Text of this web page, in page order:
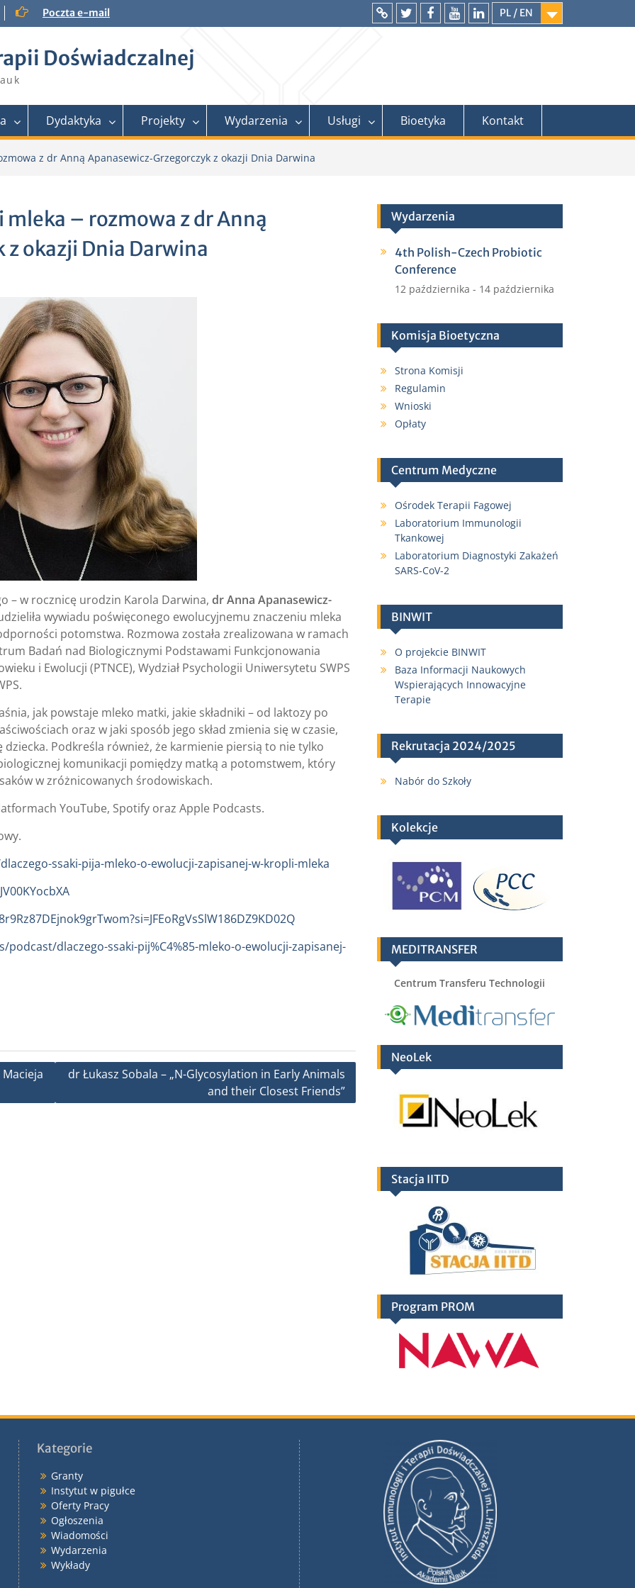
Poczta e-mail
PL / EN
IntranetTwitterFacebookYouTubeLinkedIn
Doświadczalnej
Dydaktyka Projekty Wydarzenia Usługi Bioetyka Kontakt
z dr Anną Apanasewicz-Grzegorczyk z okazji Dnia Darwina
– rozmowa z dr Anną
okazji Dnia Darwina
– w rocznicę urodzin Karola Darwina, dr Anna Apanasewicz-
wywiadu poświęconego ewolucyjnemu znaczeniu mleka
potomstwa. Rozmowa została zrealizowana w ramach
Badań nad Biologicznymi Podstawami Funkcjonowania
i Ewolucji (PTNCE), Wydział Psychologii Uniwersytetu SWPS
jak powstaje mleko matki, jakie składniki – od laktozy po
oraz w jaki sposób jego skład zmienia się w czasie,
Podkreśla również, że karmienie piersią to nie tylko
komunikacji pomiędzy matką a potomstwem, który
w zróżnicowanych środowiskach.
YouTube, Spotify oraz Apple Podcasts.
ssaki-pija-mleko-o-ewolucji-zapisanej-w-kropli-mleka
dlaczego-ssaki-pij%C4%85-mleko-o-ewolucji-zapisanej-
dr Łukasz Sobala – „N-Glycosylation in Early Animals
and their Closest Friends”
Wydarzenia
4th Polish-Czech Probiotic
Conference
12 października - 14 października
Komisja Bioetyczna
Strona Komisji
Regulamin
Wnioski
Opłaty
Centrum Medyczne
Ośrodek Terapii Fagowej
Laboratorium Immunologii
Tkankowej
Laboratorium Diagnostyki Zakażeń
SARS-CoV-2
BINWIT
O projekcie BINWIT
Baza Informacji Naukowych
Wspierających Innowacyjne
Terapie
Rekrutacja 2024/2025
Nabór do Szkoły
Kolekcje
MEDITRANSFER
Centrum Transferu Technologii
NeoLek
Stacja IITD
Program PROM
Kategorie
Granty
Instytut w pigułce
Oferty Pracy
Ogłoszenia
Wiadomości
Wydarzenia
Wykłady